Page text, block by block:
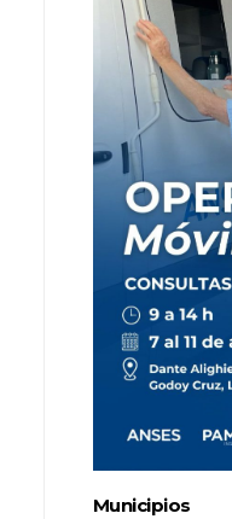
Municipios